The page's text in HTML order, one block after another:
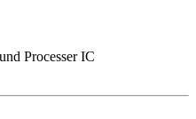
Processer IC